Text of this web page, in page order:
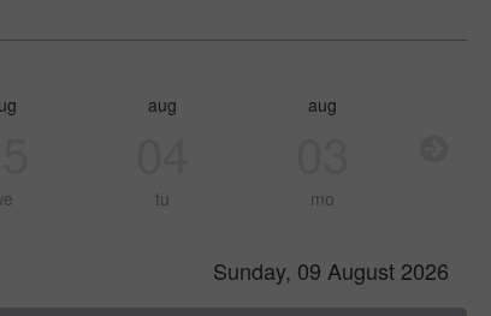
aug
mo
aug
tu
Sunday, 09 August 2026